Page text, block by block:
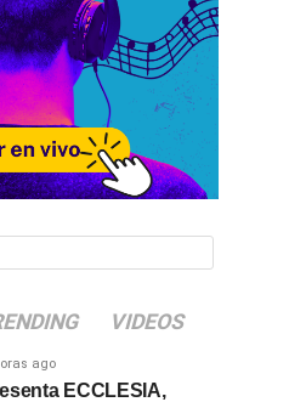
VIDEOS
ago
ECCLESIA,